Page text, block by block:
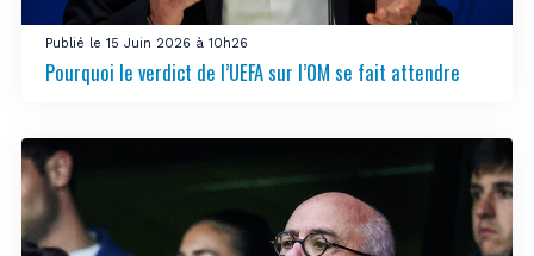
Publié le 15 Juin 2026 à 10h26
Pourquoi le verdict de l’UEFA sur l’OM se fait attendre